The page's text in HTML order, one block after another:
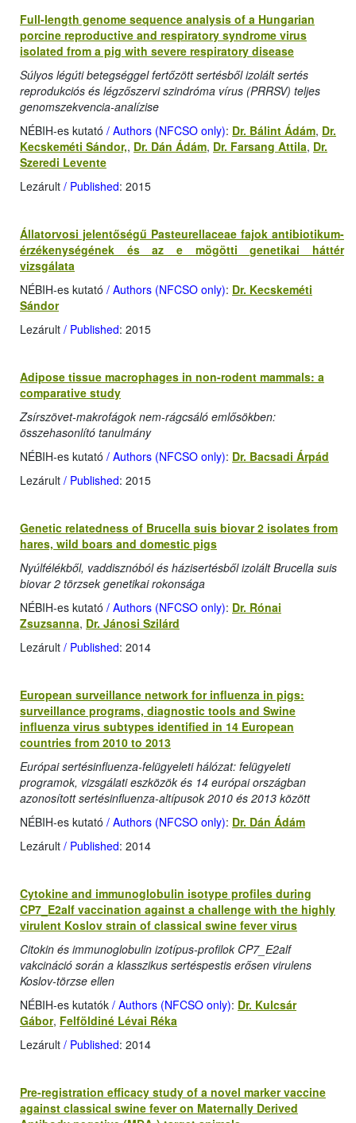
Full-length genome sequence analysis of a Hungarian
porcine reproductive and respiratory syndrome virus
isolated from a pig with severe respiratory disease
Súlyos légúti betegséggel fertőzött sertésből izolált sertés
reprodukciós és légzőszervi szindróma vírus (PRRSV) teljes
genomszekvencia-analízise
NÉBIH-es kutató / Authors (NFCSO only): Dr. Bálint Ádám, Dr.
Kecskeméti Sándor,, Dr. Dán Ádám, Dr. Farsang Attila, Dr.
Szeredi Levente
Lezárult / Published: 2015
Állatorvosi jelentőségű Pasteurellaceae fajok antibiotikum-
érzékenységének és az e mögötti genetikai háttér
vizsgálata
NÉBIH-es kutató / Authors (NFCSO only): Dr. Kecskeméti
Sándor
Lezárult / Published: 2015
Adipose tissue macrophages in non-rodent mammals: a
comparative study
Zsírszövet-makrofágok nem-rágcsáló emlősökben:
összehasonlító tanulmány
NÉBIH-es kutató / Authors (NFCSO only): Dr. Bacsadi Árpád
Lezárult / Published: 2015
Genetic relatedness of Brucella suis biovar 2 isolates from
hares, wild boars and domestic pigs
Nyúlfélékből, vaddisznóból és házisertésből izolált Brucella suis
biovar 2 törzsek genetikai rokonsága
NÉBIH-es kutató / Authors (NFCSO only): Dr. Rónai
Zsuzsanna, Dr. Jánosi Szilárd
Lezárult / Published: 2014
European surveillance network for influenza in pigs:
surveillance programs, diagnostic tools and Swine
influenza virus subtypes identified in 14 European
countries from 2010 to 2013
Európai sertésinfluenza-felügyeleti hálózat: felügyeleti
programok, vizsgálati eszközök és 14 európai országban
azonosított sertésinfluenza-altípusok 2010 és 2013 között
NÉBIH-es kutató / Authors (NFCSO only): Dr. Dán Ádám
Lezárult / Published: 2014
Cytokine and immunoglobulin isotype profiles during
CP7_E2alf vaccination against a challenge with the highly
virulent Koslov strain of classical swine fever virus
Citokin és immunoglobulin izotípus-profilok CP7_E2alf
vakcináció során a klasszikus sertéspestis erősen virulens
Koslov-törzse ellen
NÉBIH-es kutatók / Authors (NFCSO only): Dr. Kulcsár
Gábor, Felföldiné Lévai Réka
Lezárult / Published: 2014
Pre-registration efficacy study of a novel marker vaccine
against classical swine fever on Maternally Derived